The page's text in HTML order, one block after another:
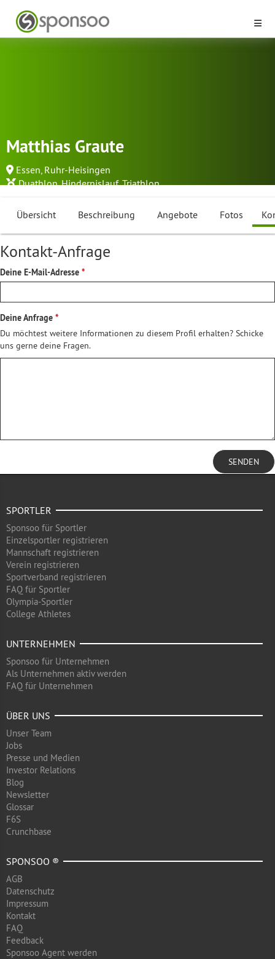
Matthias Graute
Essen, Ruhr-Heisingen
Duathlon,Hindernislauf,Triathlon...
Übersicht Beschreibung Angebote Fotos
Kontakt-Anfrage
Deine E-Mail-Adresse
Deine Anfrage
Du möchtest weitere Informationen zu diesem Profil erhalten? Schicke
uns gerne deine Fragen.
SENDEN
SPORTLER
Sponsoo für Sportler
Einzelsportler registrieren
Mannschaft registrieren
Verein registrieren
Sportverband registrieren
FAQ für Sportler
Olympia-Sportler
College Athletes
UNTERNEHMEN
Sponsoo für Unternehmen
Als Unternehmen aktiv werden
FAQ für Unternehmen
ÜBER UNS
Unser Team
Jobs
Presse und Medien
Investor Relations
Blog
Newsletter
Glossar
F6S
Crunchbase
SPONSOO ®
AGB
Datenschutz
Impressum
Kontakt
FAQ
Feedback
Sponsoo Agent werden